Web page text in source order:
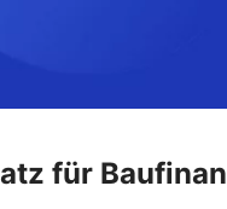
für